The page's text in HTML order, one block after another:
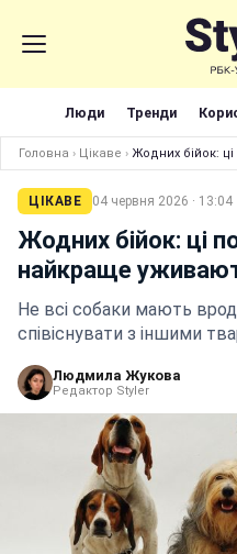
Люди Тренди
Головна › Цікаве › Жодних бійок:
ЦІКАВЕ 04 червня 2026 · 13:04
Жодних бійок: ці
найкраще
Не всі собаки мають
співіснувати з іншими
Людмила Жукова
Редактор Styler